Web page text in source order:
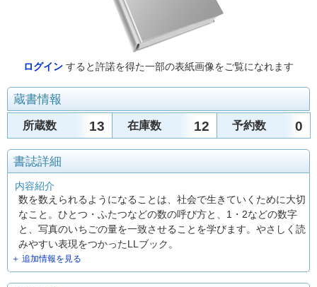
ログイン すると許諾を得た一部の表紙画像をご覧になれます
蔵書情報
所蔵数 13 在庫数 12 予約数 0
書誌詳細
内容紹介
数を数えられるようになることは、社会で生きていくために大切
なこと。ひとつ・ふたつなどの数の呼び方と、1・2などの数字
と、写真のいちごの量を一致させることを学びます。やさしく読
みやすい表現をつかったLLブック。
＋ 追加情報を見る